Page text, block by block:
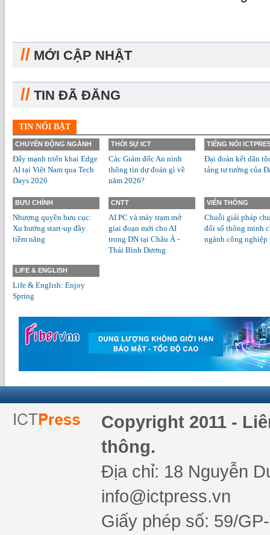
// MỚI CẬP NHẬT
// TIN ĐÃ ĐĂNG
TIN NỔI BẬT
CHUYỂN ĐỘNG NGÀNH
Đẩy mạnh triển khai Edge
AI tại Việt Nam qua Tech
Days 2026
THỜI SỰ ICT
Các Giám đốc An ninh
thông tin dự đoán gì về
năm 2026?
TIẾNG NÓI
Đại đoàn kết dân
tảng tư tưởng của
BƯU CHÍNH
Nhượng quyền bưu cục:
Xu hướng start-up đầy
tiềm năng
CNTT
AI PC và máy trạm mở
giai đoạn mới cho AI
trong DN tại Châu Á -
Thái Bình Dương
VIỄN THÔNG
Chuỗi giải pháp
đổi số thông minh
ngành công nghiệp
LIFE & ENGLISH
Life & English: Enjoy
Spring
Copyright 2011 -
thông.
Địa chỉ: 18 Nguyễn
info@ictpress.vn
Giấy phép số: 59/